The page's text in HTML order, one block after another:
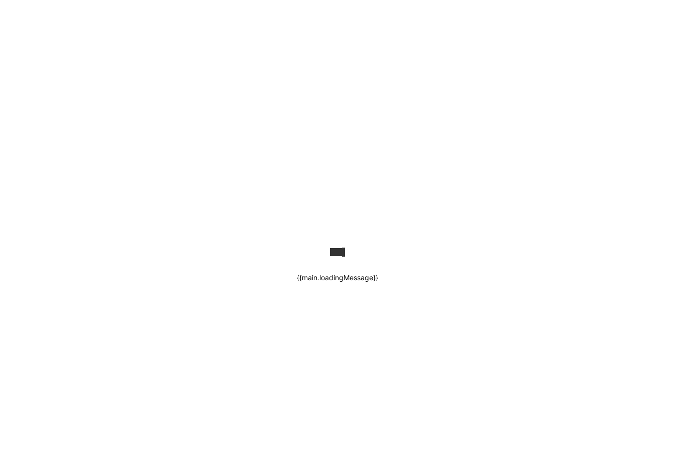
{{main.loadingMessage}}